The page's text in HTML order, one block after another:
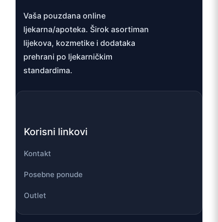
Vaša pouzdana online
ljekarna/apoteka. Širok asortiman
lijekova, kozmetike i dodataka
prehrani po ljekarničkim
standardima.
Korisni linkovi
Kontakt
Posebne ponude
Outlet